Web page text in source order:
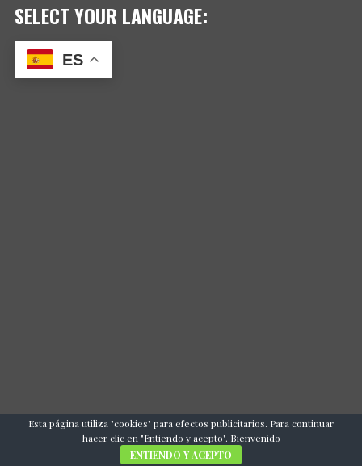
SELECT YOUR LANGUAGE:
ES
Esta página utiliza "cookies" para efectos publicitarios. Para continuar
hacer clic en "Entiendo y acepto". Bienvenido
ENTIENDO Y ACEPTO